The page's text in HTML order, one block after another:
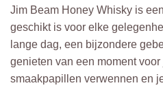
Jim Beam Honey Whisky is
geschikt is voor elke
lange dag, een bijzondere
genieten van een moment
smaakpapillen verwennen en